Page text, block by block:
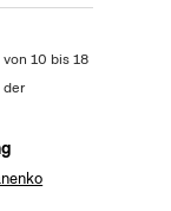
10 bis 18